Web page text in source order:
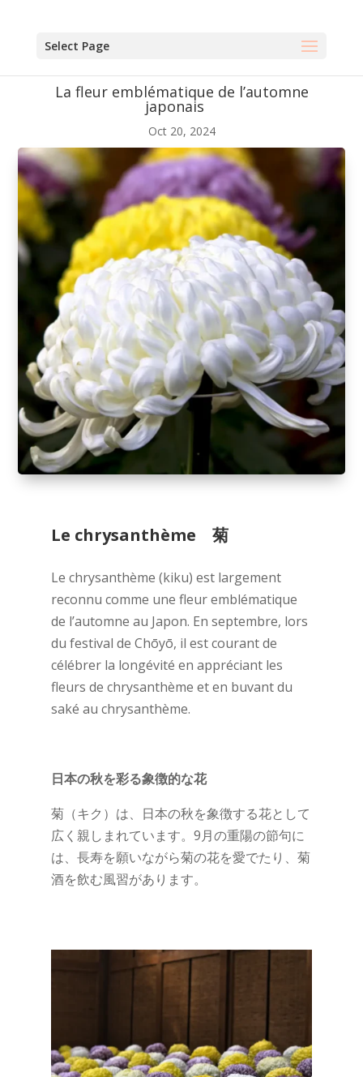
Select Page
La fleur emblématique de l’automne
japonais
Oct 20, 2024
Le chrysanthème 菊
Le chrysanthème (kiku) est largement
reconnu comme une fleur emblématique
de l’automne au Japon. En septembre, lors
du festival de Chōyō, il est courant de
célébrer la longévité en appréciant les
fleurs de chrysanthème et en buvant du
saké au chrysanthème.
日本の秋を彩る象徴的な花
菊（キク）は、日本の秋を象徴する花として
広く親しまれています。9月の重陽の節句に
は、長寿を願いながら菊の花を愛でたり、菊
酒を飲む風習があります。